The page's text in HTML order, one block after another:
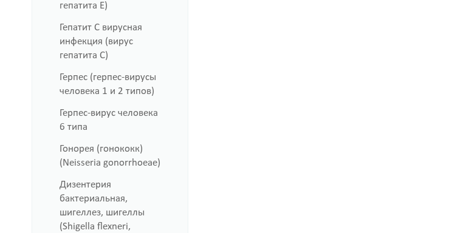
гепатита E)
Гепатит С вирусная
инфекция (вирус
гепатита С)
Герпес (герпес-вирусы
человека 1 и 2 типов)
Герпес-вирус человека
6 типа
Гонорея (гонококк)
(Neisseria gonorrhoeae)
Дизентерия
бактериальная,
шигеллез, шигеллы
(Shigella flexneri,